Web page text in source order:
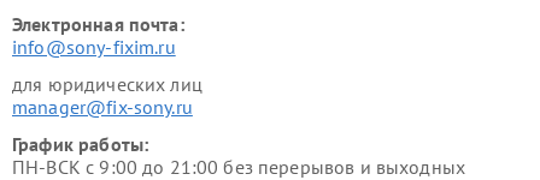
Электронная почта:
info@sony-fixim.ru
для юридических лиц
manager@fix-sony.ru
График работы:
ПН-ВСК с 9:00 до 21:00 без перерывов и выходных